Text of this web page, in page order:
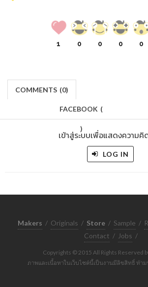
1 0 0 0 0
COMMENTS (0)
FACEBOOK (
)
เข้าสู่ระบบเพื่อแสดงความคิ
LOG IN
Makers / Originals / Store / Sample /
Contact / Jobs /
Copyrights © 2015 All Rights Reserved
ภาพและเนื้อหาในเว็บไซต์นี้เป็นงานมีลิขสิทธิ์ ห้า